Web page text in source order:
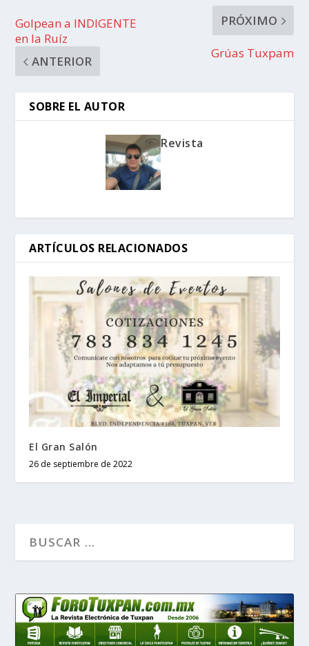
Golpean a INDIGENTE
en la Ruíz
ANTERIOR
PRÓXIMO
Grúas Tuxpam
SOBRE EL AUTOR
Revista
ARTÍCULOS RELACIONADOS
El Gran Salón
26 de septiembre de 2022